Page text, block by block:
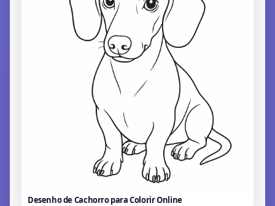
Desenho de Cachorro para ColorirOnline